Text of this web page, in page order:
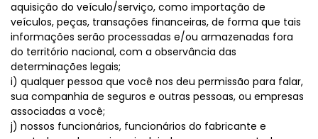
aquisição do veículo/serviço, como importação de
veículos, peças, transações financeiras, de forma que tais
informações serão processadas e/ou armazenadas fora
do território nacional, com a observância das
determinações legais;
i) qualquer pessoa que você nos deu permissão para falar,
sua companhia de seguros e outras pessoas, ou empresas
associadas a você;
j) nossos funcionários, funcionários do fabricante e